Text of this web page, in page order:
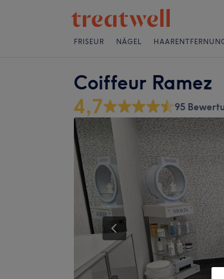
FRISEUR NÄGEL
Coiffeur Ramez
4,7 95